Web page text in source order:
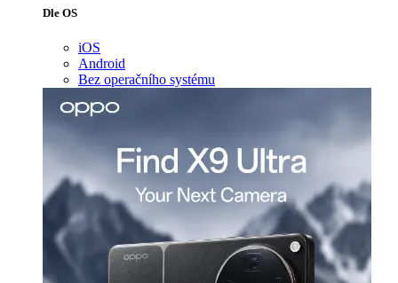
Dle OS
iOS
Android
Bez operačního systému